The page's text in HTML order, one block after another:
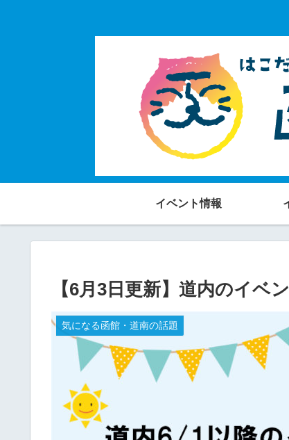
イベント情報
【6月3日更新】道内のイベ
気になる函館・道南の話題